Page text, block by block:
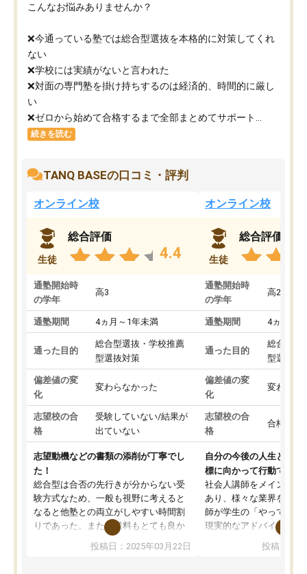
こんなお悩みありませんか？
❌今通っている塾では総合型選抜を本格的に対策してくれ
ない
❌学校には実績がないと言われた
❌対面の専門塾を掛け持ちするのは経済的、時間的に厳し
い
❌ゼロから始めて合格するまで全部まとめてサポート...
続きを読む
TANQ BASEの口コミ・評判
オンライン校
生徒
総合評価
4.4
通塾開始時
の学年
高3
通塾期間 4ヵ月～1年未満
通った目的
総合型選抜・学校推薦
型選抜対策
偏差値の変
化
変わらなかった
志望校の合
格
受験していない/結果が
出ていない
志望動機などの書類の添削が丁寧でし
た！
総合型は合否の先行きが分からない受
験方式なため、一般も視野に考えると
なると他塾との両立がしやすい時間割
りであった。また授業料もとても良か
総合型の多くの塾は大学生が見ること
投稿日：2025年03月22日
オンライン校
生徒
総合評価
通塾開始時
の学年
高2
通塾期間 4ヵ月～1
通った目的
総合型選
型選抜対
偏差値の変
化
変わらな
志望校の合
格
合格した
自分の今後の人生と真剣
標に向かって行動できる
社会人講師をメインとし
あり、様々な業界を経験
師が学生の「やってみた
現実的なアドバイスを行
分野について学生知識
投稿日：